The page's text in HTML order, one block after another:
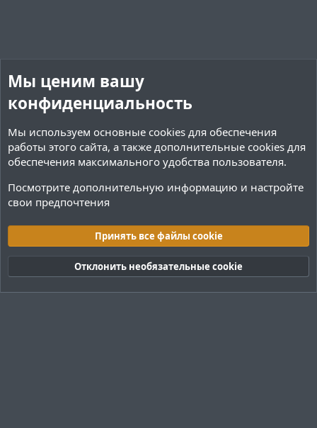
Cookies Тёмная (2020)
Русский (RU)
Обратная связь
Условия и правила
Политика конфиденциальности
Помощь
R
Мы ценим вашу
конфиденциальность
Мы используем основные cookies для обеспечения
работы этого сайта, а также дополнительные cookies для
обеспечения максимального удобства пользователя.
Посмотрите дополнительную информацию и настройте
свои предпочтения
Принять все файлы cookie
Отклонить необязательные cookie